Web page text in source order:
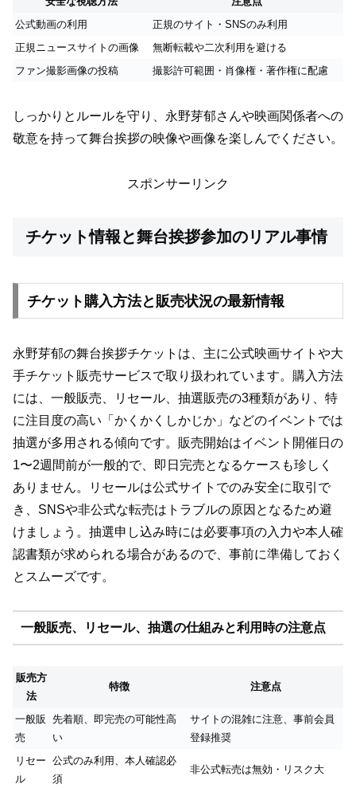
公式動画の利用
正規のサイト・SNSのみ利用
正規ニュースサイトの画像
無断転載や二次利用を避ける
ファン撮影画像の投稿
撮影許可範囲・肖像権・著作権に配慮
しっかりとルールを守り、永野芽郁さんや映画関係者への
敬意を持って舞台挨拶の映像や画像を楽しんでください。
スポンサーリンク
チケット情報と舞台挨拶参加のリアル事情
チケット購入方法と販売状況の最新情報
永野芽郁の舞台挨拶チケットは、主に公式映画サイトや大
手チケット販売サービスで取り扱われています。購入方法
には、一般販売、リセール、抽選販売の3種類があり、特
に注目度の高い「かくかくしかじか」などのイベントでは
抽選が多用される傾向です。販売開始はイベント開催日の
1〜2週間前が一般的で、即日完売となるケースも珍しく
ありません。リセールは公式サイトでのみ安全に取引で
き、SNSや非公式な転売はトラブルの原因となるため避
けましょう。抽選申し込み時には必要事項の入力や本人確
認書類が求められる場合があるので、事前に準備しておく
とスムーズです。
一般販売、リセール、抽選の仕組みと利用時の注意点
販売方
法
特徴 注意点
一般販
売
先着順、即完売の可能性高
い
サイトの混雑に注意、事前会員
登録推奨
リセー
ル
公式のみ利用、本人確認必
須
非公式転売は無効・リスク大